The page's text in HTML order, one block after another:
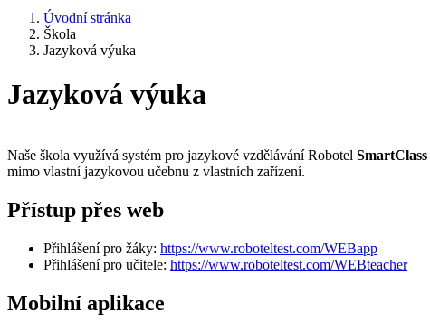
Úvodní stránka
Škola
Jazyková výuka
Jazyková výuka
Naše škola využívá systém pro jazykové vzdělávání Robotel SmartClass
mimo vlastní jazykovou učebnu z vlastních zařízení.
Přístup přes web
Přihlášení pro žáky: https://www.roboteltest.com/WEBapp
Přihlášení pro učitele: https://www.roboteltest.com/WEBteacher
Mobilní aplikace